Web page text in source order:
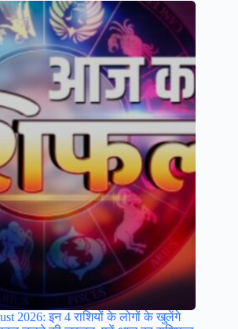
2026: इन 4 राशियों के लोगों के खुलेंगे